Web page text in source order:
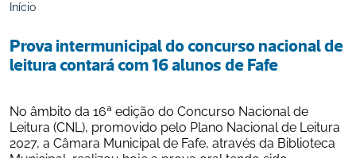
Início
Prova intermunicipal do concurso nacional de
leitura contará com 16 alunos de Fafe
No âmbito da 16ª edição do Concurso Nacional de
Leitura (CNL), promovido pelo Plano Nacional de Leitura
2027, a Câmara Municipal de Fafe, através da Biblioteca